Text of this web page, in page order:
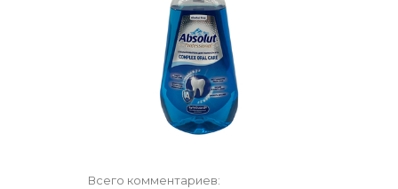
Всего комментариев: